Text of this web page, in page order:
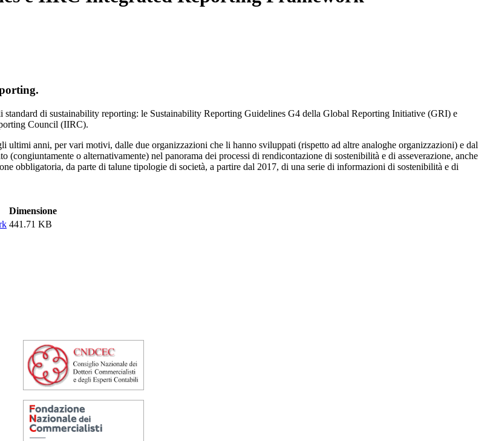
di sustainability reporting: le Sustainability Reporting Guidelines G4 della Global Reporting Initiative (GRI) e
Council (IIRC).
ultimi anni, per vari motivi, dalle due organizzazioni che li hanno sviluppati (rispetto ad altre analoghe organizzazioni) e dal
o alternativamente) nel panorama dei processi di rendicontazione di sostenibilità e di asseverazione, anche
obbligatoria, da parte di talune tipologie di società, a partire dal 2017, di una serie di informazioni di sostenibilità e di
Dimensione
441.71 KB